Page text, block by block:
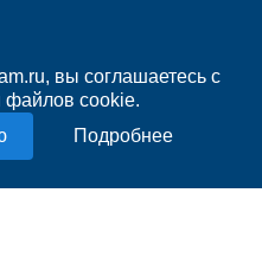
вы соглашаетесь с
файлов cookie.
Подробнее